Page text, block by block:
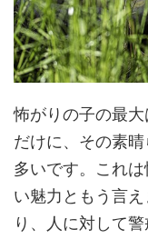
怖がりの子の最
だけに、その素
多いです。これ
い魅力ともう言
り、人に対して